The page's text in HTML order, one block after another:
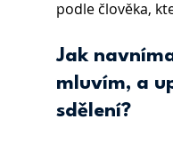
podle člověka,
Jak
mluvím, a
sdělení?